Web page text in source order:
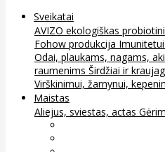
Sveikatai
AVIZO ekologiškas
Fohow produkcija Imunitetui
Odai, plaukams, nagams,
raumenims Širdžiai ir
Virškinimui, žarnynui,
Maistas
Aliejus, sviestas, actas